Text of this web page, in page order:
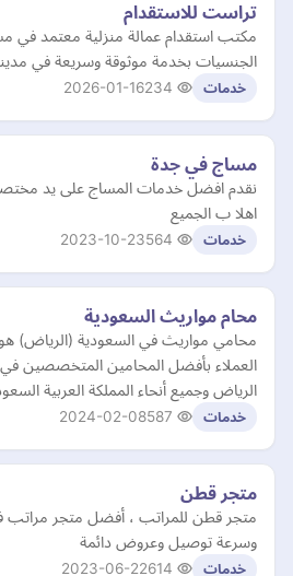
تراست للاستقدام
مكتب استقدام عمالة منزلية معتمد في
الجنسيات بخدمة موثوقة وسريعة في
خدمات 2026-01-16
مساج في جدة
نقدم افضل خدمات المساج على يد
اهلا ب الجميع
خدمات 2023-10-23
محام مواريث السعودية
محامي مواريث في السعودية (الرياض)
العملاء بأفضل المحامين المتخصصين
الرياض وجميع أنحاء المملكة العربية
خدمات 2024-02-08
متجر قطن
متجر قطن للمراتب ، أفضل متجر مراتب
وسرعة توصيل وعروض دائمة
خدمات 2023-06-22